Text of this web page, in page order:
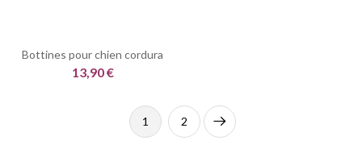
Bottines pour chien cordura
13,90 €
1 2
Suivant